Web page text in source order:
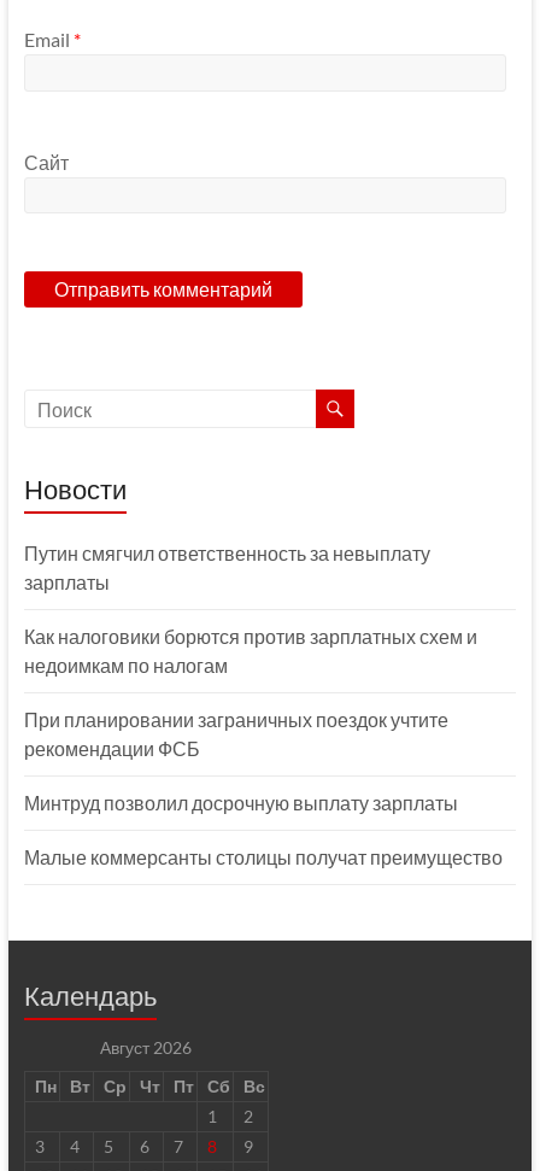
Email *
Сайт
Новости
Путин смягчил ответственность за невыплату
зарплаты
Как налоговики борются против зарплатных схем и
недоимкам по налогам
При планировании заграничных поездок учтите
рекомендации ФСБ
Минтруд позволил досрочную выплату зарплаты
Малые коммерсанты столицы получат преимущество
Календарь
Август 2026
Пн
Вт Ср Чт Пт Сб
Вс
1
2
3
4 5 6 7 8
9